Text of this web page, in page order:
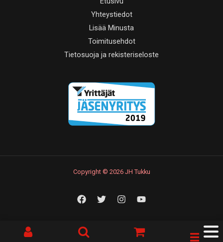
Yhteystiedot
Lisää Minusta
Toimitusehdot
Tietosuoja ja rekisteriseloste
Copyright © 2026 JH Tukku